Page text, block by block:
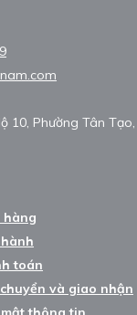
10, Phường Tân
hàng
toán
và giao nhận